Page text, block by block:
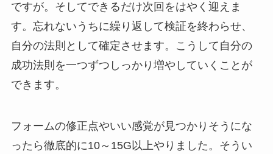
ですが。そしてできるだけ次回をはやく迎えま
す。忘れないうちに繰り返して検証を終わらせ、
自分の法則として確定させます。こうして自分の
成功法則を一つずつしっかり増やしていくことが
できます。
フォームの修正点やいい感覚が見つかりそうにな
ったら徹底的に10～15G以上やりました。そうい